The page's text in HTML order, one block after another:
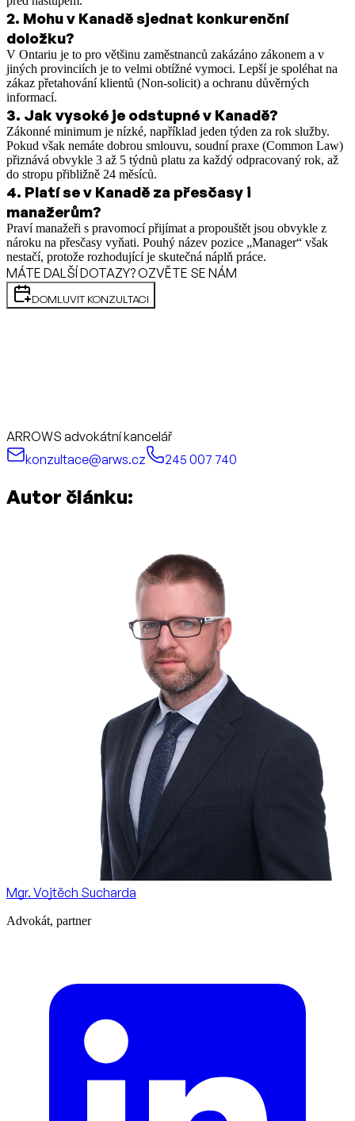
2. Mohu v Kanadě sjednat konkurenční
doložku?
V Ontariu je to pro většinu zaměstnanců zakázáno zákonem a v
jiných provinciích je to velmi obtížné vymoci. Lepší je spoléhat na
zákaz přetahování klientů (Non-solicit) a ochranu důvěrných
informací.
3. Jak vysoké je odstupné v Kanadě?
Zákonné minimum je nízké, například jeden týden za rok služby.
Pokud však nemáte dobrou smlouvu, soudní praxe (Common Law)
přiznává obvykle 3 až 5 týdnů platu za každý odpracovaný rok, až
do stropu přibližně 24 měsíců.
4. Platí se v Kanadě za přesčasy i
manažerům?
Praví manažeři s pravomocí přijímat a propouštět jsou obvykle z
nároku na přesčasy vyňati. Pouhý název pozice „Manager“ však
nestačí, protože rozhodující je skutečná náplň práce.
MÁTE DALŠÍ DOTAZY? OZVĚTE SE NÁM
DOMLUVIT KONZULTACI
ARROWS advokátní kancelář
konzultace@arws.cz
245 007 740
Autor článku:
Mgr. Vojtěch Sucharda
Advokát, partner